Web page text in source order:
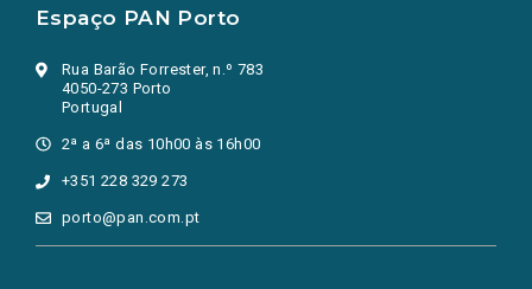
Espaço PAN Porto
Rua Barão Forrester, n.º 783
4050-273 Porto
Portugal
2ª a 6ª das 10h00 às 16h00
+351 228 329 273
porto@pan.com.pt